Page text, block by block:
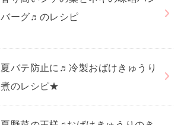
バーグ♬のレシピ
夏バテ防止に♬冷製おばけきゅうり
煮のレシピ★